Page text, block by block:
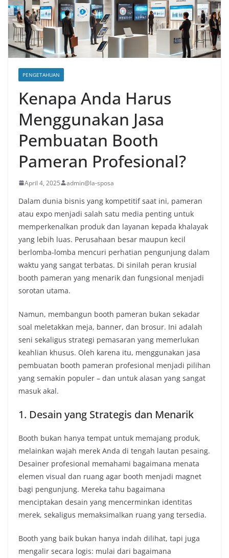
PENGETAHUAN
Kenapa Anda Harus
Menggunakan Jasa
Pembuatan Booth
Pameran Profesional?
April 4, 2025 admin@la-sposa
Dalam dunia bisnis yang kompetitif saat ini, pameran
atau expo menjadi salah satu media penting untuk
memperkenalkan produk dan layanan kepada khalayak
yang lebih luas. Perusahaan besar maupun kecil
berlomba-lomba mencuri perhatian pengunjung dalam
waktu yang sangat terbatas. Di sinilah peran krusial
booth pameran yang menarik dan fungsional menjadi
sorotan utama.
Namun, membangun booth pameran bukan sekadar
soal meletakkan meja, banner, dan brosur. Ini adalah
seni sekaligus strategi pemasaran yang memerlukan
keahlian khusus. Oleh karena itu, menggunakan jasa
pembuatan booth pameran profesional menjadi pilihan
yang semakin populer – dan untuk alasan yang sangat
masuk akal.
1. Desain yang Strategis dan Menarik
Booth bukan hanya tempat untuk memajang produk,
melainkan wajah merek Anda di tengah lautan pesaing.
Desainer profesional memahami bagaimana menata
elemen visual dan ruang agar booth menjadi magnet
bagi pengunjung. Mereka tahu bagaimana
menciptakan desain yang mencerminkan identitas
merek, sekaligus memaksimalkan ruang yang tersedia.
Booth yang baik bukan hanya indah dilihat, tapi juga
mengalir secara logis: mulai dari bagaimana